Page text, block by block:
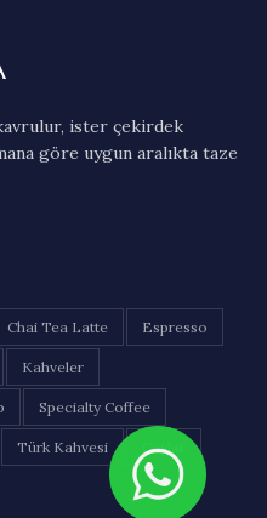
ister çekirdek
göre uygun aralıkta taze
Chai Tea Latte Espresso
Kahveler
Specialty Coffee
Türk Kahvesi Çaylar